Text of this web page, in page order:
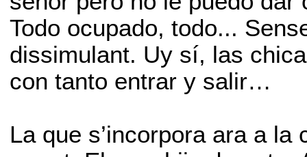
Todo ocupado, todo...
dissimulant. Uy sí, las
con tanto entrar y salir…
La que s’incorpora ara a